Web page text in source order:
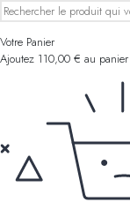
Votre Panier
Ajoutez 110,00 € au